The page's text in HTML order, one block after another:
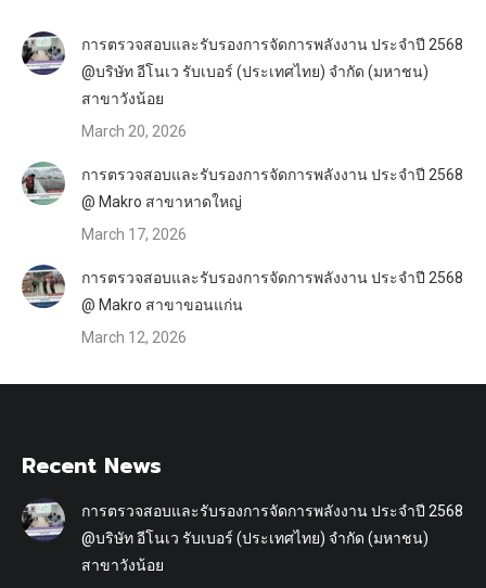
การตรวจสอบและรับรองการจัดการพลังงาน ประจำปี 2568
@บริษัท อีโนเว รับเบอร์ (ประเทศไทย) จำกัด (มหาชน)
สาขาวังน้อย
March 20, 2026
การตรวจสอบและรับรองการจัดการพลังงาน ประจำปี 2568
@ Makro สาขาหาดใหญ่
March 17, 2026
การตรวจสอบและรับรองการจัดการพลังงาน ประจำปี 2568
@ Makro สาขาขอนแก่น
March 12, 2026
Recent News
การตรวจสอบและรับรองการจัดการพลังงาน ประจำปี 2568
@บริษัท อีโนเว รับเบอร์ (ประเทศไทย) จำกัด (มหาชน)
สาขาวังน้อย